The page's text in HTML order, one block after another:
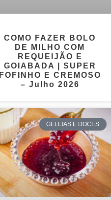
COMO FAZER BOLO
DE MILHO COM
REQUEIJÃO E
GOIABADA | SUPER
FOFINHO E CREMOSO
– Julho 2026
GELEIAS E DOCES